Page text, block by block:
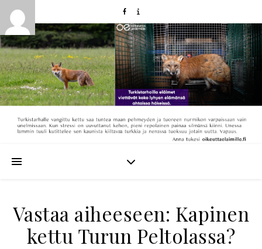
Vastaa aiheeseen: Kapinen
kettu Turun Peltolassa?